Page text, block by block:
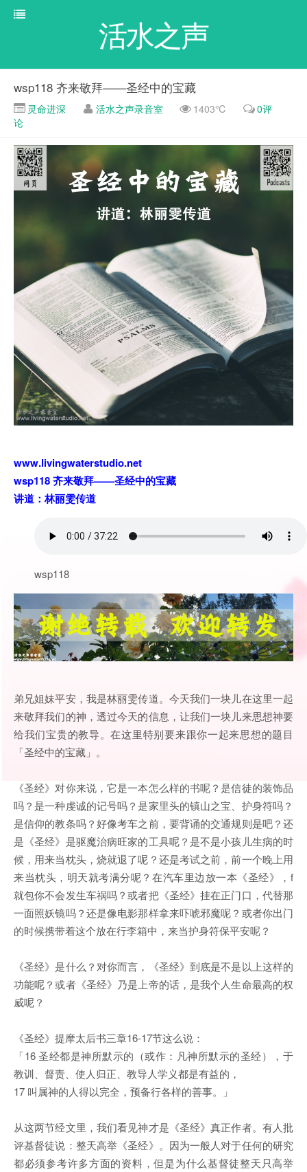
活水之声
wsp118 齐来敬拜——圣经中的宝藏
灵命进深 活水之声录音室 1403℃
0评
论
www.livingwaterstudio.net
wsp118 齐来敬拜——圣经中的宝藏
讲道：林丽雯传道
wsp118
弟兄姐妹平安，我是林丽雯传道。今天我们一块儿在这里一起
来敬拜我们的神，透过今天的信息，让我们一块儿来思想神要
给我们宝贵的教导。在这里特别要来跟你一起来思想的题目
「圣经中的宝藏」。
《圣经》对你来说，它是一本怎么样的书呢？是信徒的装饰品
吗？是一种虔诚的记号吗？是家里头的镇山之宝、护身符吗？
是信仰的教条吗？好像考车之前，要背诵的交通规则是吧？还
是《圣经》是驱魔治病旺家的工具呢？是不是小孩儿生病的时
候，用来当枕头，烧就退了呢？还是考试之前，前一个晚上用
来当枕头，明天就考满分呢？在汽车里边放一本《圣经》，f
就包你不会发生车祸吗？或者把《圣经》挂在正门口，代替那
一面照妖镜吗？还是像电影那样拿来吓唬邪魔呢？或者你出门
的时候携带着这个放在行李箱中，来当护身符保平安呢？
《圣经》是什么？对你而言，《圣经》到底是不是以上这样的
功能呢？或者《圣经》乃是上帝的话，是我个人生命最高的权
威呢？
《圣经》提摩太后书三章16-17节这么说：
「16 圣经都是神所默示的（或作：凡神所默示的圣经），于
教训、督责、使人归正、教导人学义都是有益的，
17 叫属神的人得以完全，预备行各样的善事。」
从这两节经文里，我们看见神才是《圣经》真正作者。有人批
评基督徒说：整天高举《圣经》。因为一般人对于任何的研究
都必须参考许多方面的资料，但是为什么基督徒整天只高举